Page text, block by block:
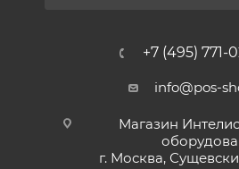
+7 (495) 771-
info@pos-
Магазин Интелис
г. Москва,